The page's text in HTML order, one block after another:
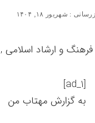
: شهریور ۱۸, ۱۴۰۴
[ad_1]
به گزارش مهتاب من